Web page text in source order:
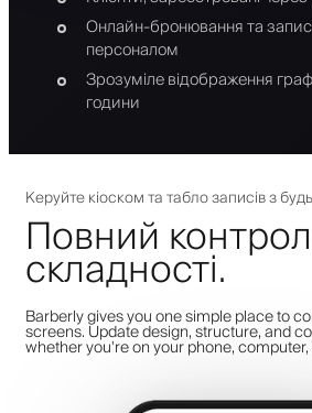
Онлайн-бронювання та
персоналом
Зрозуміле відображення
години
Керуйте кіоском та табло записів з
Повний
складності.
Barberly gives you one simple place to
screens. Update design, structure, and
whether you're on your phone,